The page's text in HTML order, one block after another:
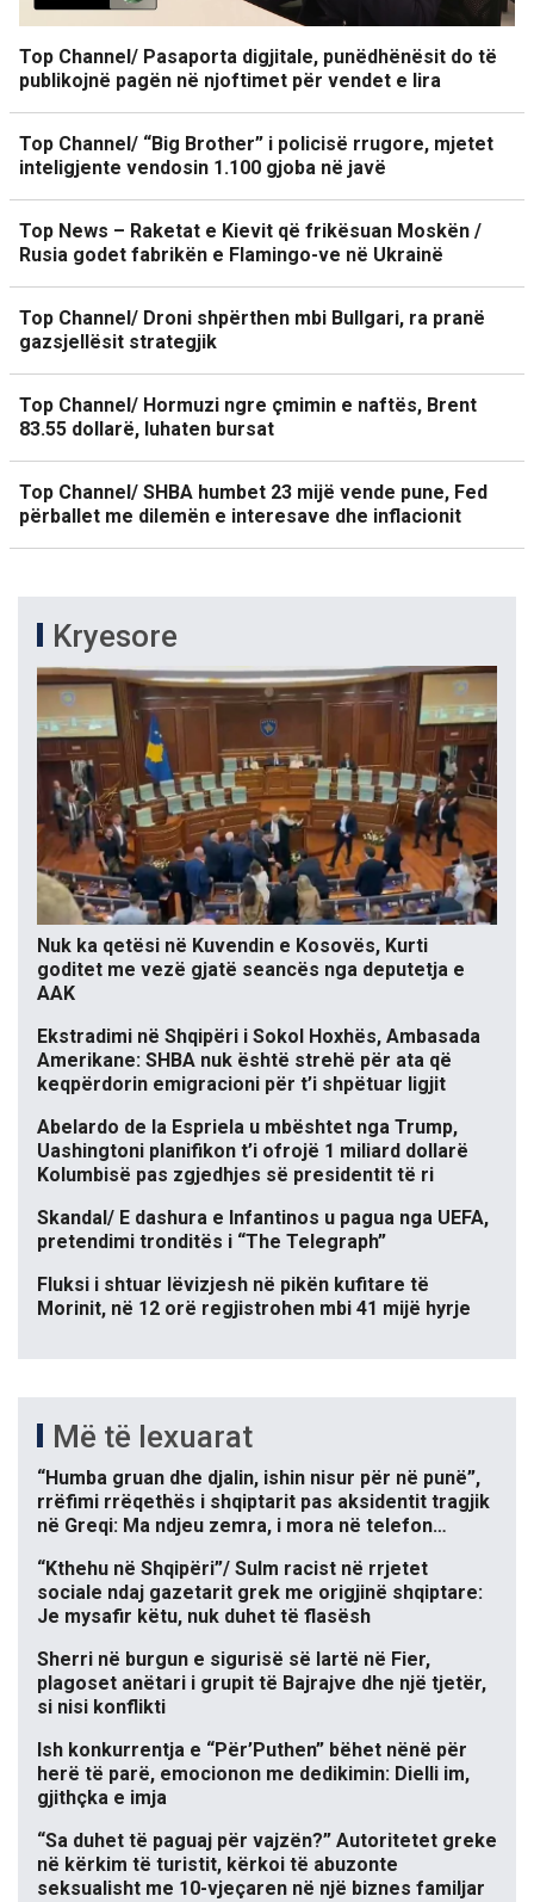
Top Channel/ Pasaporta digjitale, punëdhënësit do të
publikojnë pagën në njoftimet për vendet e lira
Top Channel/ “Big Brother” i policisë rrugore, mjetet
inteligjente vendosin 1.100 gjoba në javë
Top News – Raketat e Kievit që frikësuan Moskën /
Rusia godet fabrikën e Flamingo-ve në Ukrainë
Top Channel/ Droni shpërthen mbi Bullgari, ra pranë
gazsjellësit strategjik
Top Channel/ Hormuzi ngre çmimin e naftës, Brent
83.55 dollarë, luhaten bursat
Top Channel/ SHBA humbet 23 mijë vende pune, Fed
përballet me dilemën e interesave dhe inflacionit
Kryesore
Nuk ka qetësi në Kuvendin e Kosovës, Kurti
goditet me vezë gjatë seancës nga deputetja e
AAK
Ekstradimi në Shqipëri i Sokol Hoxhës, Ambasada
Amerikane: SHBA nuk është strehë për ata që
keqpërdorin emigracioni për t’i shpëtuar ligjit
Abelardo de la Espriela u mbështet nga Trump,
Uashingtoni planifikon t’i ofrojë 1 miliard dollarë
Kolumbisë pas zgjedhjes së presidentit të ri
Skandal/ E dashura e Infantinos u pagua nga UEFA,
pretendimi tronditës i “The Telegraph”
Fluksi i shtuar lëvizjesh në pikën kufitare të
Morinit, në 12 orë regjistrohen mbi 41 mijë hyrje
Më të lexuarat
“Humba gruan dhe djalin, ishin nisur për në punë”,
rrëfimi rrëqethës i shqiptarit pas aksidentit tragjik
në Greqi: Ma ndjeu zemra, i mora në telefon…
“Kthehu në Shqipëri”/ Sulm racist në rrjetet
sociale ndaj gazetarit grek me origjinë shqiptare:
Je mysafir këtu, nuk duhet të flasësh
Sherri në burgun e sigurisë së lartë në Fier,
plagoset anëtari i grupit të Bajrajve dhe një tjetër,
si nisi konflikti
Ish konkurrentja e “Për’Puthen” bëhet nënë për
herë të parë, emocionon me dedikimin: Dielli im,
gjithçka e imja
“Sa duhet të paguaj për vajzën?” Autoritetet greke
në kërkim të turistit, kërkoi të abuzonte
seksualisht me 10-vjeçaren në një biznes familjar